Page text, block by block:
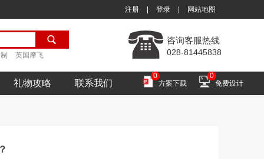
注册 登录 网站地图
英国摩飞
咨询客服热线
028-81445838
礼物攻略 联系我们 方案下载
0
免费设计
0